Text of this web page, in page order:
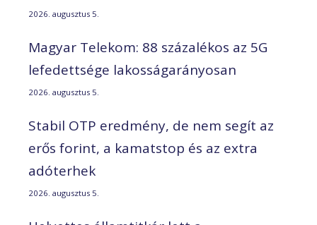
2026. augusztus 5.
Magyar Telekom: 88 százalékos az 5G
lefedettsége lakosságarányosan
2026. augusztus 5.
Stabil OTP eredmény, de nem segít az
erős forint, a kamatstop és az extra
adóterhek
2026. augusztus 5.